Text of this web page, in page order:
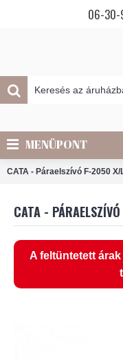
06-
MENÜPONT
CATA - Páraelszívó F-2050 X/
CATA -
A feltüntetett